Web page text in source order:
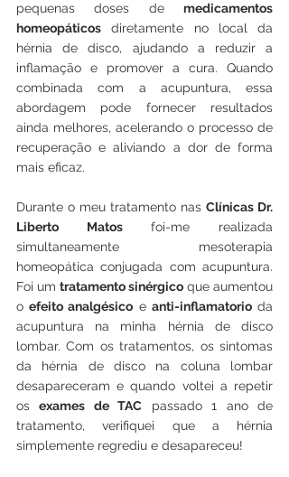
pequenas doses de medicamentos
homeopáticos diretamente no local da
hérnia de disco, ajudando a reduzir a
inflamação e promover a cura. Quando
combinada com a acupuntura, essa
abordagem pode fornecer resultados
ainda melhores, acelerando o processo de
recuperação e aliviando a dor de forma
mais eficaz.
Durante o meu tratamento nas Clínicas Dr.
Liberto Matos foi-me realizada
simultaneamente mesoterapia
homeopática conjugada com acupuntura.
Foi um tratamento sinérgico que aumentou
o efeito analgésico e anti-inflamatorio da
acupuntura na minha hérnia de disco
lombar. Com os tratamentos, os sintomas
da hérnia de disco na coluna lombar
desapareceram e quando voltei a repetir
os exames de TAC passado 1 ano de
tratamento, verifiquei que a hérnia
simplemente regrediu e desapareceu!